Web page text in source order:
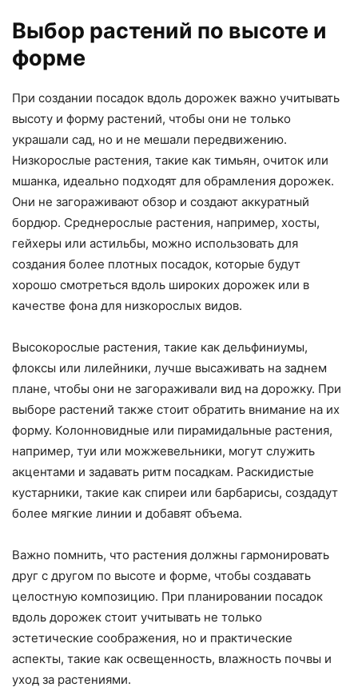
Выбор растений по высоте и
форме
При создании посадок вдоль дорожек важно учитывать
высоту и форму растений, чтобы они не только
украшали сад, но и не мешали передвижению.
Низкорослые растения, такие как тимьян, очиток или
мшанка, идеально подходят для обрамления дорожек.
Они не загораживают обзор и создают аккуратный
бордюр. Среднерослые растения, например, хосты,
гейхеры или астильбы, можно использовать для
создания более плотных посадок, которые будут
хорошо смотреться вдоль широких дорожек или в
качестве фона для низкорослых видов.
Высокорослые растения, такие как дельфиниумы,
флоксы или лилейники, лучше высаживать на заднем
плане, чтобы они не загораживали вид на дорожку. При
выборе растений также стоит обратить внимание на их
форму. Колонновидные или пирамидальные растения,
например, туи или можжевельники, могут служить
акцентами и задавать ритм посадкам. Раскидистые
кустарники, такие как спиреи или барбарисы, создадут
более мягкие линии и добавят объема.
Важно помнить, что растения должны гармонировать
друг с другом по высоте и форме, чтобы создавать
целостную композицию. При планировании посадок
вдоль дорожек стоит учитывать не только
эстетические соображения, но и практические
аспекты, такие как освещенность, влажность почвы и
уход за растениями.